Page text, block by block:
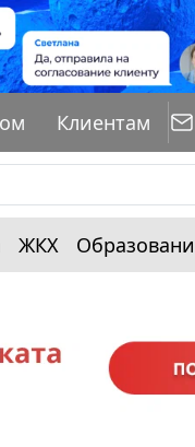
Клиентам
ЖКХ